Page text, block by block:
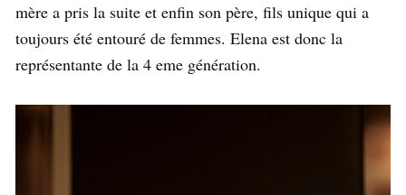
mère a pris la suite et enfin son père, fils unique qui a
toujours été entouré de femmes. Elena est donc la
représentante de la 4 eme génération.